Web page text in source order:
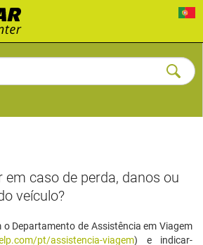
em caso de perda, danos ou
veículo?
Departamento de Assistência em Viagem
pt/assistencia-viagem) e indicar-